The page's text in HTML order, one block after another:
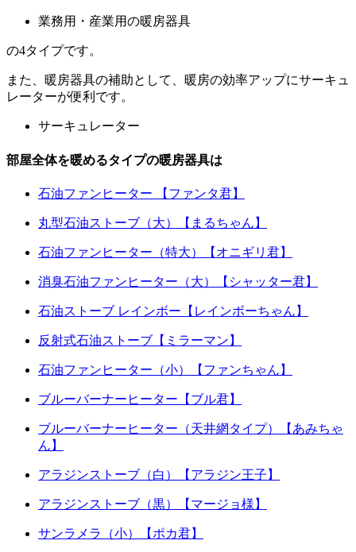
業務用・産業用の暖房器具
の4タイプです。
また、暖房器具の補助として、暖房の効率アップにサーキュ
レーターが便利です。
サーキュレーター
部屋全体を暖めるタイプの暖房器具は
石油ファンヒーター 【ファンタ君】
丸型石油ストーブ（大）【まるちゃん】
石油ファンヒーター（特大）【オニギリ君】
消臭石油ファンヒーター（大）【シャッター君】
石油ストーブ レインボー【レインボーちゃん】
反射式石油ストーブ【ミラーマン】
石油ファンヒーター（小）【ファンちゃん】
ブルーバーナーヒーター【ブル君】
ブルーバーナーヒーター（天井網タイプ）【あみちゃ
ん】
アラジンストーブ（白）【アラジン王子】
アラジンストーブ（黒）【マージョ様】
サンラメラ（小）【ポカ君】